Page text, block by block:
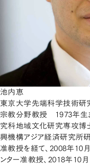
池内恵
東京大学先端科学技術研究
宗教分野教授 1973年生
究科地域文化研究専攻博
興機構アジア経済研究所
准教授を経て、2008年10
ンター准教授、2018年10